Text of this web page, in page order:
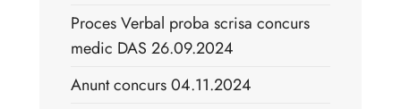
Proces Verbal proba scrisa concurs
medic DAS 26.09.2024
Anunt concurs 04.11.2024